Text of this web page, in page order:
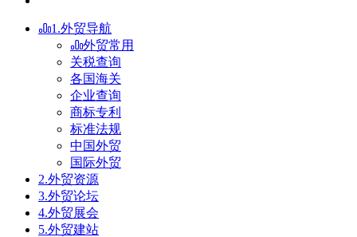
1.外贸导航
外贸常用
关税查询
各国海关
企业查询
商标专利
标准法规
中国外贸
国际外贸
2.外贸资源
3.外贸论坛
4.外贸展会
5.外贸建站